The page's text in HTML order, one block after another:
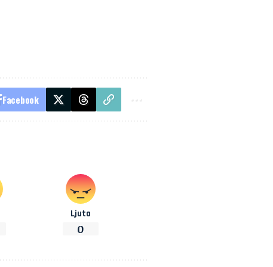
Facebook
Ljuto
0